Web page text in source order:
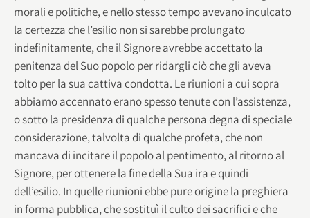
morali e politiche, e nello stesso tempo avevano inculcato
la certezza che l’esilio non si sarebbe prolungato
indefinitamente, che il Signore avrebbe accettato la
penitenza del Suo popolo per ridargli ciò che gli aveva
tolto per la sua cattiva condotta. Le riunioni a cui sopra
abbiamo accennato erano spesso tenute con l’assistenza,
o sotto la presidenza di qualche persona degna di speciale
considerazione, talvolta di qualche profeta, che non
mancava di incitare il popolo al pentimento, al ritorno al
Signore, per ottenere la fine della Sua ira e quindi
dell’esilio. In quelle riunioni ebbe pure origine la preghiera
in forma pubblica, che sostituì il culto dei sacrifici e che